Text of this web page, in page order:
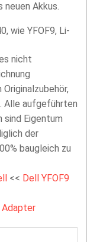
Akkus.
wie YFOF9, Li-
nicht
Alle aufgeführten
sind Eigentum
der
baugleich zu
<< Dell YFOF9
Adapter